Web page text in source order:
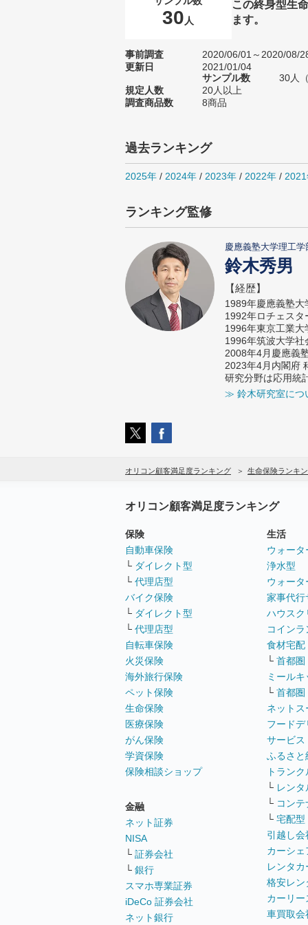
30 人
この終身型生
ます。
事前調査
2020/06/01～2020/08/
更新日
2021/01/04
サンプル数
30人
規定人数
20人以上
調査商品数
8商品
過去ランキング
2025年 / 2024年 / 2023年 / 2022年 /
ランキング監修
慶應義塾大学理工
鈴木秀男
【経歴】
1989年慶應義塾
1992年ロチェス
1996年東京工業
1996年筑波大学
2008年4月慶應義
2023年4月内閣府
研究分野は応用統
≫ 鈴木研究室につ
オリコン顧客満足度ランキング 生命保険ランキ
オリコン顧客満足度ランキング
保険
自動車保険
└ ダイレクト型
└ 代理店型
バイク保険
└ ダイレクト型
└ 代理店型
自転車保険
火災保険
海外旅行保険
ペット保険
生命保険
医療保険
がん保険
学資保険
保険相談ショップ
金融
ネット証券
NISA
└ 証券会社
└ 銀行
スマホ専業証券
iDeCo 証券会社
ネット銀行
生活
ウォー
浄水型
ウォー
家事代行
ハウスク
コイン
食材宅配
└ 首都圏
ミールキ
└ 首都圏
ネットス
フード
サービス
ふるさと
トラン
└ レン
└ コンテ
└ 宅配型
引越し会
カーシ
レンタカ
格安レン
カーリー
車買取会